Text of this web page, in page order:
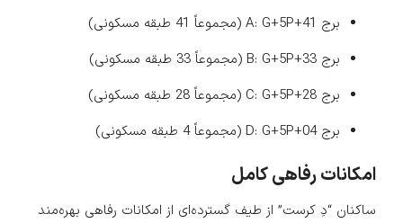
برج A: G+5P+41 (مجموعاً 41 طبقه مسکونی)
برج B: G+5P+33 (مجموعاً 33 طبقه مسکونی)
برج C: G+5P+28 (مجموعاً 28 طبقه مسکونی)
برج D: G+5P+04 (مجموعاً 4 طبقه مسکونی)
امکانات رفاهی کامل
ساکنان “دِ کرست” از طیف گسترده‌ای از امکانات رفاهی بهره‌مند